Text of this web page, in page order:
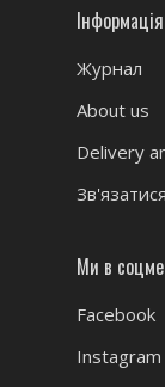
Інформація
Журнал
About us
Delivery
Ми в
Facebook
Instagram